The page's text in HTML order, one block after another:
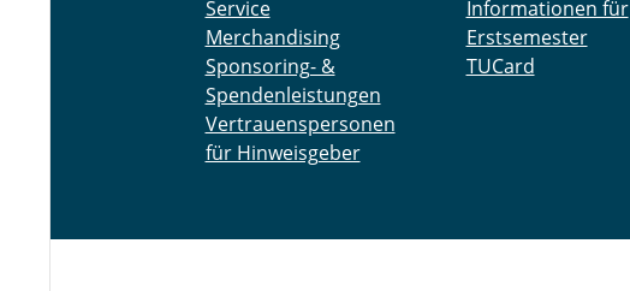
Service
Merchandising
Sponsoring- &
Spendenleistungen
Vertrauenspersonen
für Hinweisgeber
Informationen für
Erstsemester
TUCard